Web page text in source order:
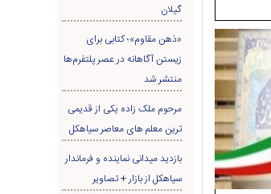
گیلان
«ذهن مقاوم»؛ کتابی برای
زیستن آگاهانه در عصر پلتفرم‌ها
منتشر شد
مرحوم ملک زاده یکی از قدیمی
ترین معلم های معاصر سیاهکل
بازدید میدانی نماینده و فرماندار
سیاهکل از بازار + تصاویر